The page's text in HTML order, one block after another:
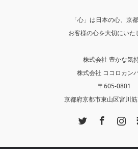
「心」は日本の心、京都
お客様の心を大切にいた
株式会社 豊かな気
株式会社 ココロカン
〒605-0801
京都府京都市東山区宮川